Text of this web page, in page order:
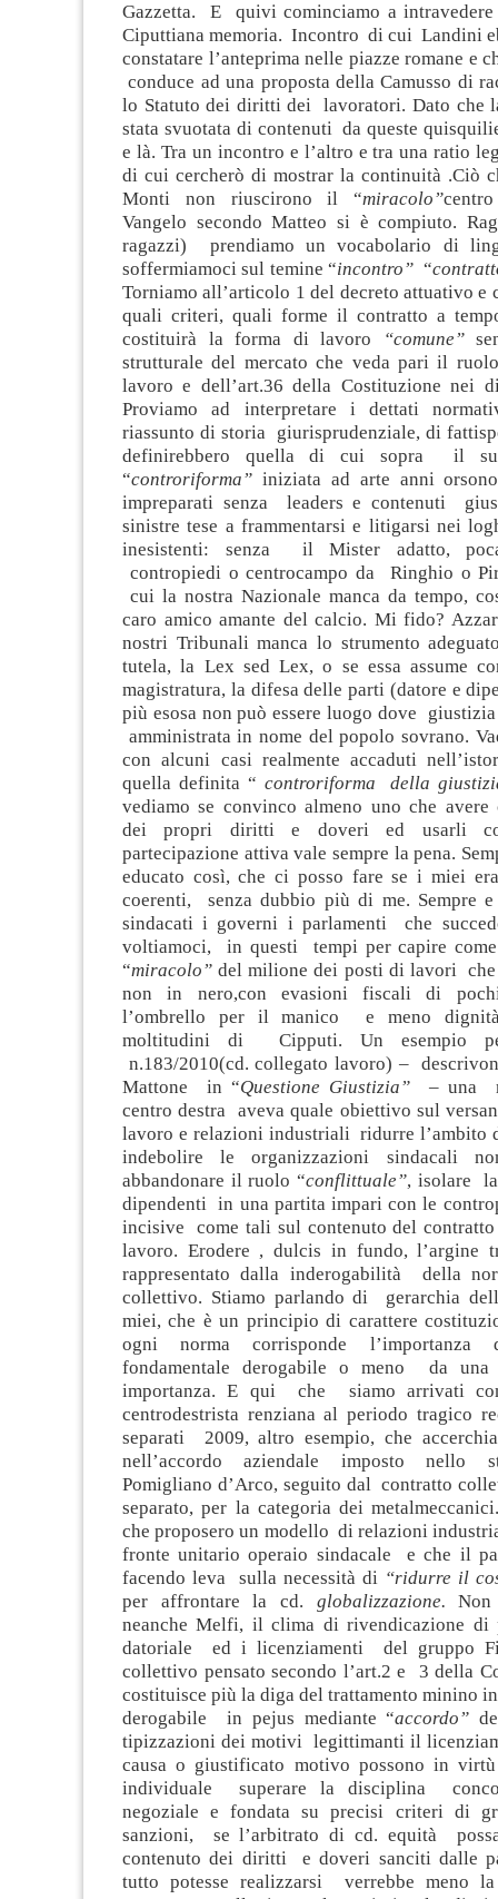
Gazzetta. E quivi cominciamo a
Ciputtiana memoria. Incontro di cui Landini
constatare l’anteprima nelle piazze romane e
conduce ad una proposta della Camusso di
lo Statuto dei diritti dei lavoratori. Dato che
stata svuotata di contenuti da queste
e là. Tra un incontro e l’altro e tra una ratio
di cui cercherò di mostrar la continuità .Ciò
Monti non riuscirono il “miracolo”
Vangelo secondo Matteo si è compiuto.
ragazzi) prendiamo un vocabolario di
soffermiamoci sul temine “incontro” “
Torniamo all’articolo 1 del decreto attuativo e
quali criteri, quali forme il contratto a
costituirà la forma di lavoro
“comune”
strutturale del mercato che veda pari il
lavoro e dell’art.36 della Costituzione nei
Proviamo ad interpretare i dettati
riassunto di storia giurisprudenziale, di
definirebbero quella di cui sopra il
“controriforma” iniziata ad arte anni
impreparati senza leaders e contenuti
sinistre tese a frammentarsi e litigarsi nei
inesistenti: senza il Mister adatto,
contropiedi o centrocampo da Ringhio o
cui la nostra Nazionale manca da tempo,
caro amico amante del calcio. Mi fido?
nostri Tribunali manca lo strumento
tutela, la Lex sed Lex, o se essa assume
magistratura, la difesa delle parti (datore e
più esosa non può essere luogo dove giustizia
amministrata in nome del popolo sovrano.
con alcuni casi realmente accaduti
quella definita “ controriforma della
vediamo se convinco almeno uno che avere
dei propri diritti e doveri ed usarli
partecipazione attiva vale sempre la pena.
educato così, che ci posso fare se i miei
coerenti, senza dubbio più di me. Sempre
sindacati i governi i parlamenti che
voltiamoci, in questi tempi per capire
“miracolo” del milione dei posti di lavori che
non in nero,con evasioni fiscali di
l’ombrello per il manico e meno
moltitudini di Cipputi. Un esempio
n.183/2010(cd. collegato lavoro) –
Mattone in “Questione Giustizia” – una
centro destra aveva quale obiettivo sul
lavoro e relazioni industriali ridurre l’ambito
indebolire le organizzazioni sindacali
abbandonare il ruolo “conflittuale”, isolare
dipendenti in una partita impari con le
incisive come tali sul contenuto del
lavoro. Erodere , dulcis in fundo, l’argine
rappresentato dalla inderogabilità della
collettivo. Stiamo parlando di gerarchia
miei, che è un principio di carattere
ogni norma corrisponde
fondamentale derogabile o meno da
importanza. E qui che siamo arrivati
centrodestrista renziana al periodo tragico
separati 2009, altro esempio, che
nell’accordo aziendale imposto nello
Pomigliano d’Arco, seguito dal contratto
separato, per la categoria dei
che proposero un modello di relazioni
fronte unitario operaio sindacale e che il
facendo leva sulla necessità di “ridurre il
per affrontare la cd. globalizzazione. Non
neanche Melfi, il clima di rivendicazione di
datoriale ed i licenziamenti del gruppo
collettivo pensato secondo l’art.2 e 3 della
costituisce più la diga del trattamento minino
derogabile in pejus mediante “accordo”
tipizzazioni dei motivi legittimanti il
causa o giustificato motivo possono in
individuale superare la disciplina
negoziale e fondata su precisi criteri di
sanzioni, se l’arbitrato di cd. equità
contenuto dei diritti e doveri sanciti dalle
tutto potesse realizzarsi verrebbe meno